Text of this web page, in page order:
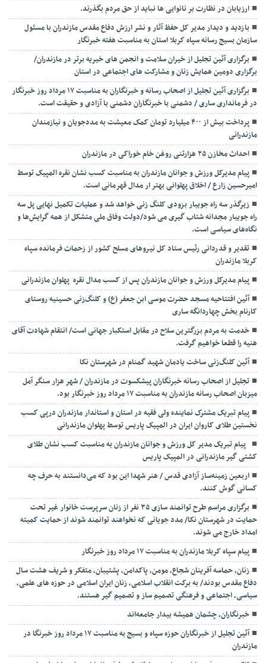
ارزیابان در نظارت بر نانوایی ها نباید از حق مردم بگذرند.
بازدید و دیدار مدیر کل حفظ آثار و نشر ارزش دفاع مقدس مازندران با مسئول
سازمان بسیج رسانه سپاه کربلا استان به مناسبت هفته خبرنگار
برگزاری آئین تجلیل از خیران سلامت و انجمن های خیریه برتر در مازندران/
برگزاری دومین همایش زنان و مشارکت های اجتماعی در استان
برگزاری آئین تجلیل از اصحاب رسانه و خبرنگاران به مناسبت ۱۷ مرداد روز خبرنگار
در فرمانداری ساری / دشمنی با خبرنگاران دشمنی با آزادی و حقیقت است.
پرداخت بیش از ۴۰۰ میلیارد تومان کمک معیشت به مددجویان و نیازمندان
مازندرانی
احداث مخازن ۲۵ هزارتنی روغن خام خوراکی در مازندران
پیام مدیرکل ورزش و جوانان مازندران به مناسبت کسب نشان نقره المپیک توسط
امیرحسین زارع / اخلاق پهلوانی بهتر ار مدال قهرمانی است.
زیرگذر سه راه جویبار بزودی کلنگ زنی خواهد شد و عملیات تکمیل نهایی پل سه
راه جویبار مجدانه شتاب گیری می شود/دولت وفاق ملی متشکل از همه گرایش‌ها و
نگاه‌های سیاسی است.
تقدیر و قدردانی رئیس ستاد کل نیرو‌های مسلح کشور از زحمات فرمانده سپاه
کربلا مازندران
پیام مدیرکل ورزش و جوانان مازندران پس از کسب مدال نقره پهلوان مازندرانی
آئین افتتاحیه مسجد حضرت موسی ابن جعفر (ع) و کلنگ‌زنی حسینیه روستای
کارنام بخش چهاردانگه ساری
خدمت به مردم بزرگترین سلاح در مقابل استکبار جهانی است/ انتقام شهادت آقای
هنیه را قطعا خواهیم گرفت.
آئین کلنگ‌زنی ساخت یادمان شهید گمنام در شهرستان نکا
تجلیل از اصحاب رسانه خبرنگاران پیشکسوت در مازندران / شهر هزار سنگر آمل
میزبان اصحاب رسانه مازندران به مناسبت ۱۷ مرداد روز خبرنگار بود.
پیام تبریک مشترک نماینده ولی فقیه در استان و استاندار مازندران درپی کسب
نخستین طلای کاروان ایران در المپیک پاریس توسط پهلوان مازندرانی
‍ ‍ پیام تبریک مدیر کل ورزش و جوانان مازندران به مناسبت کسب نشان طلای
کشتی گیر مازندرانی در المپیک پاریس
اربعین زمینه‌ساز آزادی قدس / هنر شهدا این بود که می‌دانستند به حرف چه
کسانی گوش کنند.
برگزاری مراسم طرح توانمند سازی ۳۵ نفر از زنان سرپرست خانوار غیر تحت
حمایت در شهرستان نکا/ مدد جویانی که نخواهند توانمند شوند از حمایت کمیته
امداد خارج می شوند.
پیام سپاه کربلا مازندران به مناسبت ۱۷ مرداد روز خبرنگار
زنان، حماسه آفرینان شجاع، مومن، پاکدامن، پشتیبان، متفکر و شریف هشت سال
دفاع مقدس بودند/ به برکت انقلاب اسلامی، زنان ایران اسلامی در حوزه های علمی،
سیاسی، اجتماعی و فرهنگی تصمیم ساز و تصمیم گیر هستند.
خبرنگاران، چشمان همیشه بیدار جامعه‌اند
آئین تجلیل از خبرنگاران حوزه سپاه و بسیج به مناسبت ۱۷ مرداد روز خبرنگا در
مازندران